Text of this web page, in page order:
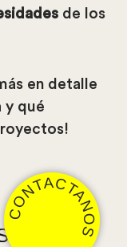
de los
en detalle
y qué
CONTACTANOS